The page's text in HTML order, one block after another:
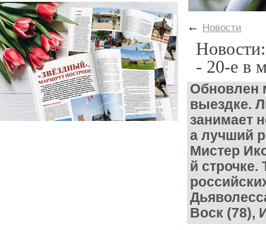
← Новости
- 20-е в
Обновлен
выездке.
занимает
а лучший
Мистер
й строчке.
Воск (78),